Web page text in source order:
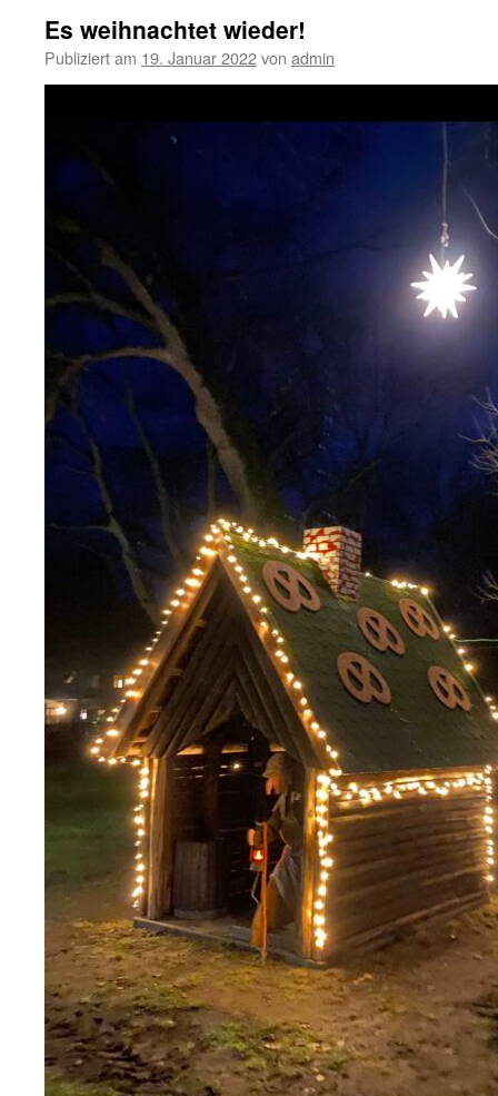
Es weihnachtet wieder!
Publiziert am 19. Januar 2022von admin